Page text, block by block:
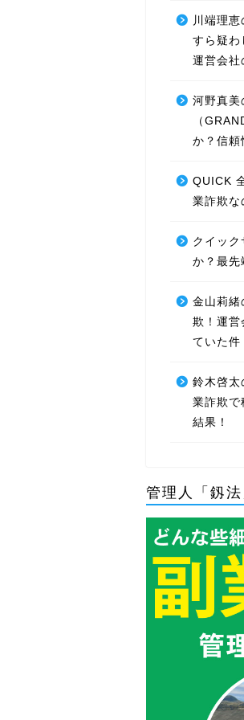
川端理
すら疑わ
運営会社
河野真美
（
か？信頼
QUICK
業詐欺な
クイッ
か？最先
金山莉緒
欺！運営
ていた件
鈴木啓太
業詐欺で
結果！
管理人「釼